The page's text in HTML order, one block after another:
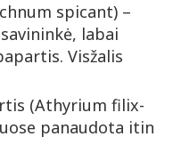
spicant) –
labai
Visžalis
(Athyrium filix-
panaudota itin